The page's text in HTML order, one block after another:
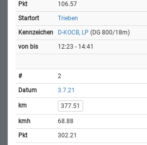
106.57
Trieben
D-KOCB, LP (DG 800/18m)
12:23 - 14:41
2
3.7.21
377.51
68.88
302.21